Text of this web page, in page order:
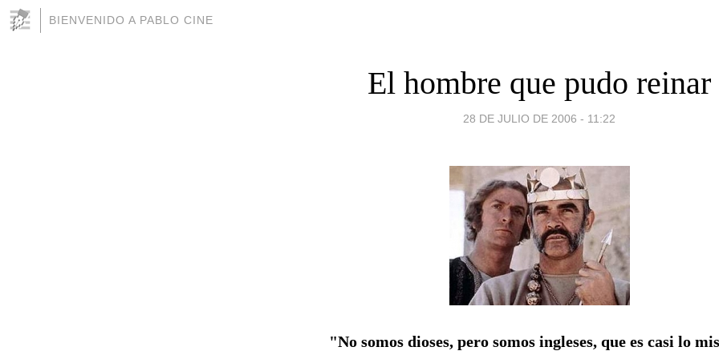
BIENVENIDO A PABLO CINE
El hombre que pudo reinar
28 DE JULIO DE 2006 - 11:22
"No somos dioses, pero somos ingleses, que es casi lo